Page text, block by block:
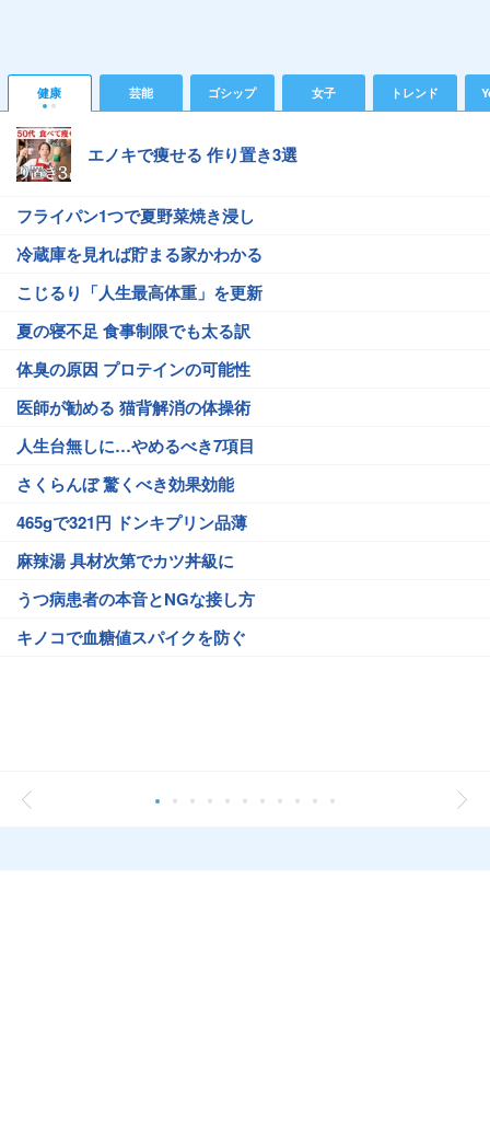
健康 芸能 ゴシップ 女子 トレンド
エノキで痩せる 作り置き3選
フライパン1つで夏野菜焼き浸し
冷蔵庫を見れば貯まる家かわかる
こじるり「人生最高体重」を更新
夏の寝不足 食事制限でも太る訳
体臭の原因 プロテインの可能性
医師が勧める 猫背解消の体操術
人生台無しに…やめるべき7項目
さくらんぼ 驚くべき効果効能
465gで321円 ドンキプリン品薄
麻辣湯 具材次第でカツ丼級に
うつ病患者の本音とNGな接し方
キノコで血糖値スパイクを防ぐ